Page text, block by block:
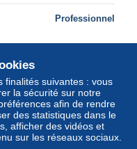
Professionnel
finalités suivantes : vous
la sécurité sur notre
afin de rendre
des statistiques dans le
afficher des vidéos et
sur les réseaux sociaux.